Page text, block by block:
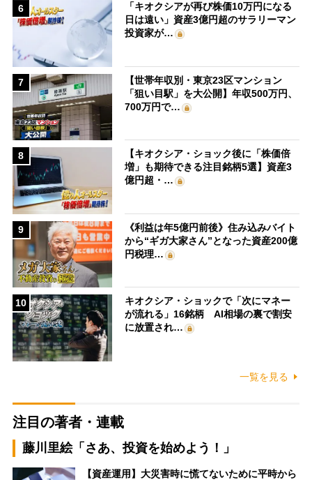
6
「キオクシアが再び株価10万円になる
日は遠い」資産3億円超のサラリーマン
投資家が…
7
【世帯年収別・東京23区マンション
「狙い目駅」を大公開】年収500万円、
700万円で…
8
【キオクシア・ショック後に「株価倍
増」も期待できる注目銘柄5選】資産3
億円超・…
9
《利益は年5億円前後》住み込みバイト
から“ギガ大家さん”となった資産200億
円税理…
10
キオクシア・ショックで「次にマネー
が流れる」16銘柄 AI相場の裏で割安
に放置され…
一覧を見る
注目の著者・連載
藤川里絵「さあ、投資を始めよう！」
【資産運用】大災害時に慌てないために平時から